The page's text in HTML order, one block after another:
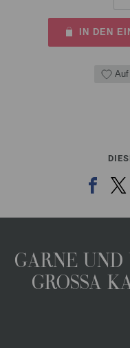
IN DEN
GARNE
GROSSA